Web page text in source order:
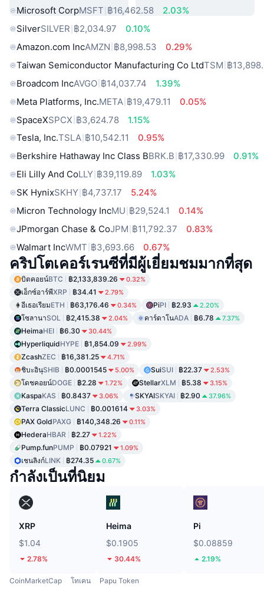
Microsoft CorpMSFT ฿16,462.58
2.03%
SilverSILVER ฿2,034.97
0.10%
Amazon.com IncAMZN ฿8,998.53
0.29%
Taiwan Semiconductor Manufacturing Co LtdTSM ฿
Broadcom IncAVGO ฿14,037.74
1.39%
Meta Platforms, Inc.META ฿19,479.11
0.05%
SpaceXSPCX ฿3,624.78
1.15%
Tesla, Inc.TSLA ฿10,542.11
0.95%
Berkshire Hathaway Inc Class BBRK.B ฿17,330.99
0.91%
Eli Lilly And CoLLY ฿39,119.89
1.03%
SK HynixSKHY ฿4,737.17
5.24%
Micron Technology IncMU ฿29,524.1
0.14%
JPmorgan Chase & CoJPM ฿11,792.37
0.83%
Walmart IncWMT ฿3,693.66 0.67%
คริปโตเคอร์เรนซีที่มีผู้เยี่ยมชมมากที่สุด
บิตคอยน์BTC ฿2,133,839.26 0.32%
เอ็กซ์อาร์พีXRP ฿34.41 2.79%
อีเธอเรียมETH ฿63,176.46 0.34% PiPI ฿2.93 2.20%
โซลานาSOL ฿2,415.38 2.04% คาร์ดาโนADA ฿6.78 7.37%
HeimaHEI ฿6.30 30.44%
HyperliquidHYPE ฿1,854.09 2.99%
ZcashZEC ฿16,381.25 4.71%
ชิบะอินุSHIB ฿0.0001545 5.00% SuiSUI ฿22.37 2.53%
โดชคอยน์DOGE ฿2.28 1.72% StellarXLM ฿5.38 3.15%
KaspaKAS ฿0.8437 3.06% SKYAISKYAI ฿2.90 37.96%
Terra ClassicLUNC ฿0.001614 3.03%
PAX GoldPAXG ฿140,348.26 0.11%
HederaHBAR ฿2.27 1.22%
Pump.funPUMP ฿0.07921 1.09%
เชนลิงก์LINK ฿274.35 0.67%
กำลังเป็นที่นิยม
XRP
$1.04
2.78%
Heima
$0.1905
30.44%
Pi
$0.08859
2.19%
CoinMarketCap โทเคน Papu Token